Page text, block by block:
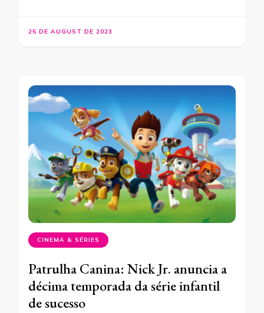
25 DE AUGUST DE 2023
CINEMA & SÉRIES
Patrulha Canina: Nick Jr. anuncia a
décima temporada da série infantil
de sucesso